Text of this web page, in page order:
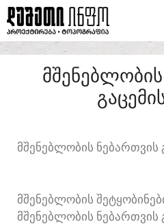
ᲛᲨᲔᲜᲔᲑᲚᲝᲑᲘᲡ ᲜᲔᲑᲐᲠᲗᲕᲘᲡ
ᲛᲨᲔᲜᲔᲑᲚᲝᲑᲘᲡ
ᲛᲨᲔᲜᲔᲑᲚᲝᲑᲘᲡ ᲜᲔᲑᲐᲠᲗᲕᲘᲡ